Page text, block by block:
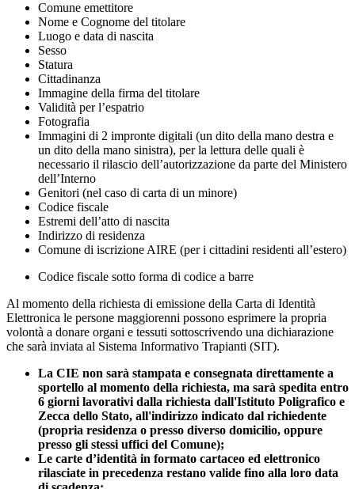
Comune emettitore
Nome e Cognome del titolare
Luogo e data di nascita
Sesso
Statura
Cittadinanza
Immagine della firma del titolare
Validità per l’espatrio
Fotografia
Immagini di 2 impronte digitali (un dito della mano destra e
un dito della mano sinistra), per la lettura delle quali è
necessario il rilascio dell’autorizzazione da parte del Ministero
dell’Interno
Genitori (nel caso di carta di un minore)
Codice fiscale
Estremi dell’atto di nascita
Indirizzo di residenza
Comune di iscrizione AIRE (per i cittadini residenti all’estero)
Codice fiscale sotto forma di codice a barre
Al momento della richiesta di emissione della Carta di Identità
Elettronica le persone maggiorenni possono esprimere la propria
volontà a donare organi e tessuti sottoscrivendo una dichiarazione
che sarà inviata al Sistema Informativo Trapianti (SIT).
La CIE non sarà stampata e consegnata direttamente a
sportello al momento della richiesta, ma sarà spedita entro
6 giorni lavorativi dalla richiesta dall'Istituto Poligrafico e
Zecca dello Stato, all'indirizzo indicato dal richiedente
(propria residenza o presso diverso domicilio, oppure
presso gli stessi uffici del Comune);
Le carte d’identità in formato cartaceo ed elettronico
rilasciate in precedenza restano valide fino alla loro data